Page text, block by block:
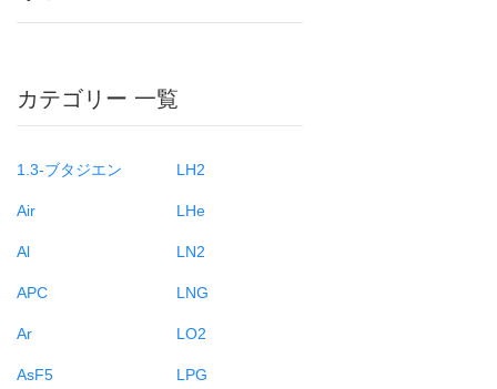
カテゴリー 一覧
1.3-ブタジエン
Air
Al
APC
Ar
AsF5
LH2
LHe
LN2
LNG
LO2
LPG